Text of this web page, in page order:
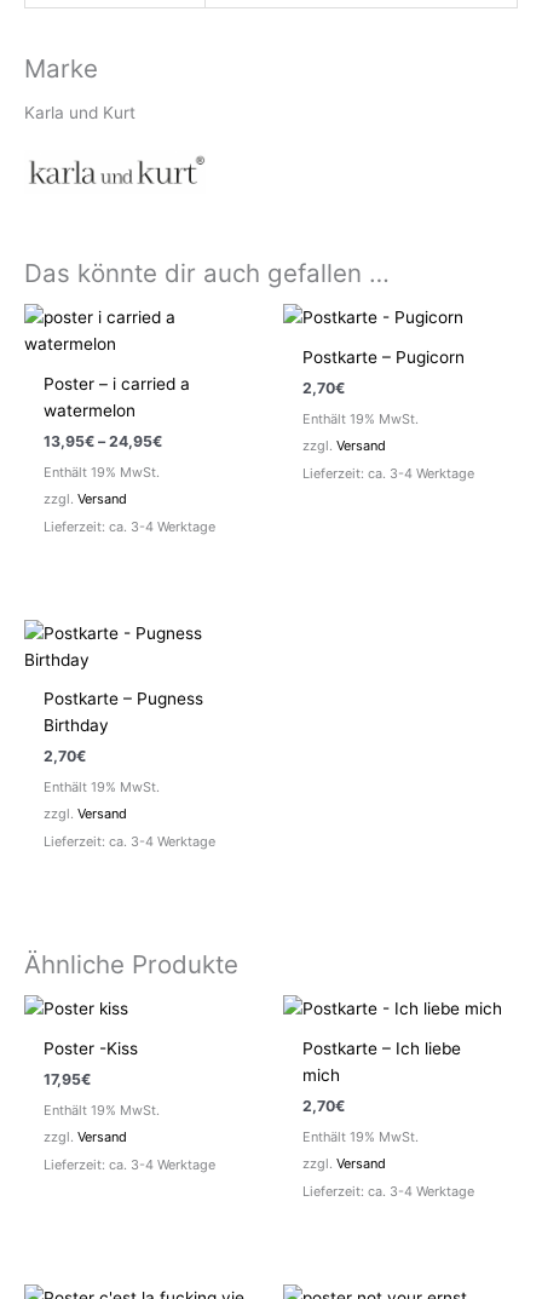
Marke
Karla und Kurt
Das könnte dir auch gefallen …
Poster – i carried a
watermelon
13,95€ –24,95€Preisspanne:
Enthält 19% MwSt.
zzgl.Versand
Lieferzeit: ca. 3-4 Werktage
Postkarte – Pugicorn
2,70€
Enthält 19% MwSt.
zzgl.Versand
Lieferzeit: ca. 3-4 Werktage
Postkarte – Pugness
Birthday
2,70€
Enthält 19% MwSt.
zzgl.Versand
Lieferzeit: ca. 3-4 Werktage
Ähnliche Produkte
Poster -Kiss
17,95€
Enthält 19% MwSt.
zzgl.Versand
Lieferzeit: ca. 3-4 Werktage
Postkarte – Ich liebe
mich
2,70€
Enthält 19% MwSt.
zzgl.Versand
Lieferzeit: ca. 3-4 Werktage